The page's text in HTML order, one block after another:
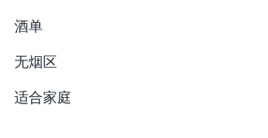
酒单
无烟区
适合家庭